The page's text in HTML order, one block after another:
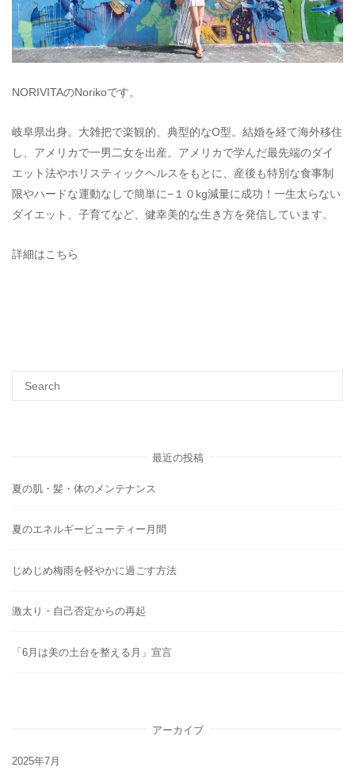
NORIVITAのNorikoです。
岐阜県出身。大雑把で楽観的、典型的なO型。結婚を経て海外移住
し、アメリカで一男二女を出産。アメリカで学んだ最先端のダイ
エット法やホリスティックヘルスをもとに、産後も特別な食事制
限やハードな運動なしで簡単に−１０kg減量に成功！一生太らない
ダイエット、子育てなど、健幸美的な生き方を発信しています。
詳細はこちら
最近の投稿
夏の肌・髪・体のメンテナンス
夏のエネルギービューティー月間
じめじめ梅雨を軽やかに過ごす方法
激太り・自己否定からの再起
「6月は美の土台を整える月」宣言
アーカイブ
2025年7月